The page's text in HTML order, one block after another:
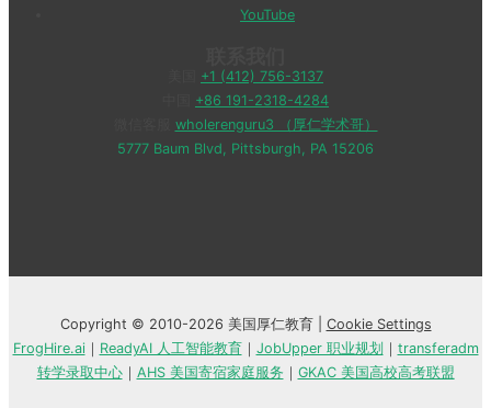
YouTube
+1 (412) 756-3137
+86 191-2318-4284
wholerenguru3 （厚仁学术哥）
5777 Baum Blvd, Pittsburgh, PA 15206
Copyright © 2010-2026 美国厚仁教育 | Cookie Settings
FrogHire.ai｜ ReadyAI 人工智能教育｜ JobUpper 职业规划 ｜ transferadm
转学录取中心｜ AHS 美国寄宿家庭服务 ｜ GKAC 美国高校高考联盟